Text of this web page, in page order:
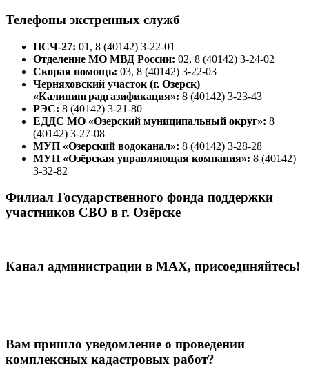
Телефоны экстренных служб
ПСЧ-27: 01, 8 (40142) 3-22-01
Отделение МО МВД России: 02, 8 (40142) 3-24-02
Скорая помощь: 03, 8 (40142) 3-22-03
Черняховский участок (г. Озерск)
«Калининградгазификация»: 8 (40142) 3-23-43
РЭС: 8 (40142) 3-21-80
ЕДДС МО «Озерский муниципальный округ»: 8
(40142) 3-27-08
МУП «Озерский водоканал»: 8 (40142) 3-28-28
МУП «Озёрская управляющая компания»: 8 (40142)
3-32-82
Филиал Государственного фонда поддержки
участников СВО в г. Озёрске
Канал администрации в МАХ, присоединяйтесь!
Вам пришло уведомление о проведении
комплексных кадастровых работ?